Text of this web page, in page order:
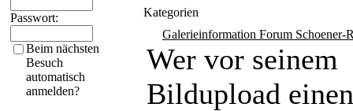
Passwort:
Beim nächsten
Besuch
automatisch
anmelden?
Kategorien
Galerieinformation Forum Schoener-
Wer vor seinem
Bildupload